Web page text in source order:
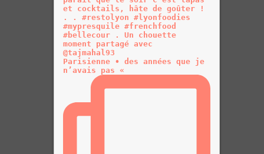
Parisienne • des années que je
n’avais pas «